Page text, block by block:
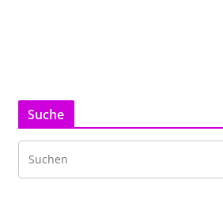
Suche